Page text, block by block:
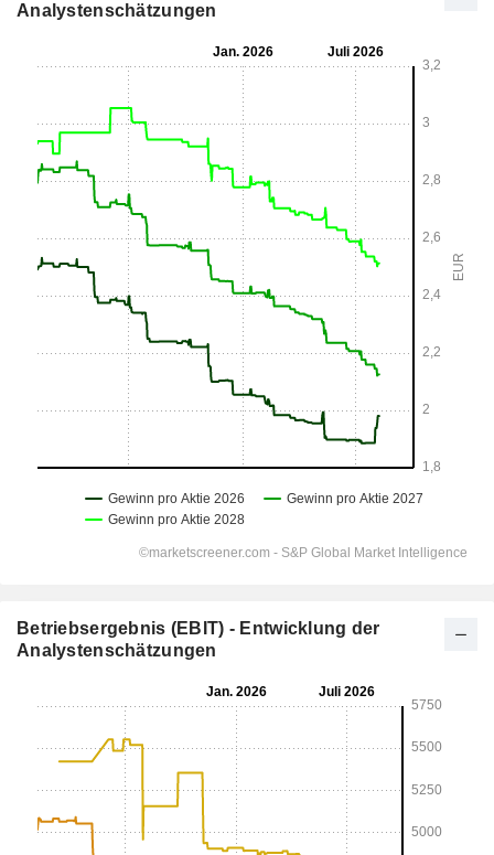
Analystenschätzungen
Betriebsergebnis (EBIT) - Entwicklung der
Analystenschätzungen